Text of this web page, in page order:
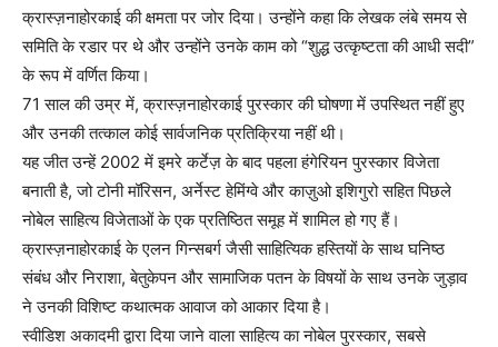
क्रास्ज़नाहोरकाई की क्षमता पर जोर दिया। उन्होंने कहा कि लेखक लंबे समय से
समिति के रडार पर थे और उन्होंने उनके काम को “शुद्ध उत्कृष्टता की आधी सदी”
के रूप में वर्णित किया।
71 साल की उम्र में, क्रास्ज़नाहोरकाई पुरस्कार की घोषणा में उपस्थित नहीं हुए
और उनकी तत्काल कोई सार्वजनिक प्रतिक्रिया नहीं थी।
यह जीत उन्हें 2002 में इमरे कर्टेज़ के बाद पहला हंगेरियन पुरस्कार विजेता
बनाती है, जो टोनी मॉरिसन, अर्नेस्ट हेमिंग्वे और काज़ुओ इशिगुरो सहित पिछले
नोबेल साहित्य विजेताओं के एक प्रतिष्ठित समूह में शामिल हो गए हैं।
क्रास्ज़नाहोरकाई के एलन गिन्सबर्ग जैसी साहित्यिक हस्तियों के साथ घनिष्ठ
संबंध और निराशा, बेतुकेपन और सामाजिक पतन के विषयों के साथ उनके जुड़ाव
ने उनकी विशिष्ट कथात्मक आवाज को आकार दिया है।
स्वीडिश अकादमी द्वारा दिया जाने वाला साहित्य का नोबेल पुरस्कार, सबसे